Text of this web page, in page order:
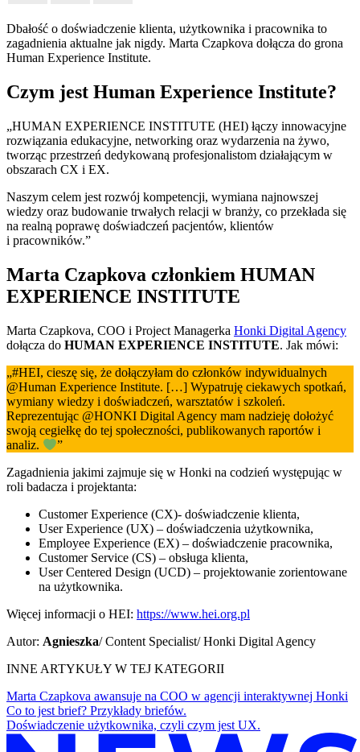
Dbałość o doświadczenie klienta, użytkownika i pracownika to
zagadnienia aktualne jak nigdy. Marta Czapkova dołącza do grona
Human Experience Institute.
Czym jest Human Experience Institute?
„HUMAN EXPERIENCE INSTITUTE (HEI) łączy innowacyjne
rozwiązania edukacyjne, networking oraz wydarzenia na żywo,
tworząc przestrzeń dedykowaną profesjonalistom działającym w
obszarach CX i EX.
Naszym celem jest rozwój kompetencji, wymiana najnowszej
wiedzy oraz budowanie trwałych relacji w branży, co przekłada się
na realną poprawę doświadczeń pacjentów, klientów
i pracowników.”
Marta Czapkova członkiem HUMAN
EXPERIENCE INSTITUTE
Marta Czapkova, COO i Project Managerka Honki Digital Agency
dołącza do HUMAN EXPERIENCE INSTITUTE. Jak mówi:
„#HEI, cieszę się, że dołączyłam do członków indywidualnych
@Human Experience Institute. […] Wypatruję ciekawych spotkań,
wymiany wiedzy i doświadczeń, warsztatów i szkoleń.
Reprezentując @HONKI Digital Agency mam nadzieję dołożyć
swoją cegiełkę do tej społeczności, publikowanych raportów i
analiz.
”
Zagadnienia jakimi zajmuje się w Honki na codzień występując w
roli badacza i projektanta:
Customer Experience (CX)- doświadczenie klienta,
User Experience (UX) – doświadczenia użytkownika,
Employee Experience (EX) – doświadczenie pracownika,
Customer Service (CS) – obsługa klienta,
User Centered Design (UCD) – projektowanie zorientowane
na użytkownika.
Więcej informacji o HEI: https://www.hei.org.pl
Autor: Agnieszka/ Content Specialist/ Honki Digital Agency
INNE ARTYKUŁY W TEJ KATEGORII
Marta Czapkova awansuje na COO w agencji interaktywnej Honki
Co to jest brief? Przykłady briefów.
Doświadczenie użytkownika, czyli czym jest UX.